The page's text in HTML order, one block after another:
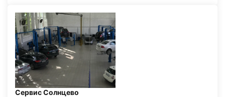
Сервис Солнцево